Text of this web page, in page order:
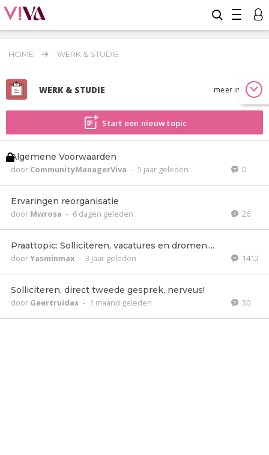
HOME WERK & STUDIE
WERK & STUDIE meer info
Start een nieuw topic
Algemene Voorwaarden
door CommunityManagerViva - 5 jaar geleden 0
Ervaringen reorganisatie
door Mwrosa - 6 dagen geleden 26
Praattopic: Solliciteren, vacatures en dromen....
doorYasminmax - 3 jaar geleden 1412
Solliciteren, direct tweede gesprek, nerveus!
door Geertruidas - 1 maand geleden 30